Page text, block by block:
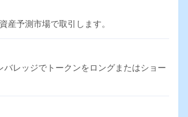
産予測市場で取引します。
バレッジでトークンをロングまたはショー